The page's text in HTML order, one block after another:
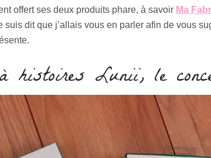
offert ses deux produits phare, à savoir Ma
suis dit que j’allais vous en parler afin de vous
histoires Lunii, le